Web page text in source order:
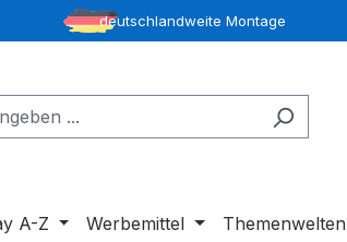
deutschlandweite Montage
A-Z Werbemittel Themenwelten